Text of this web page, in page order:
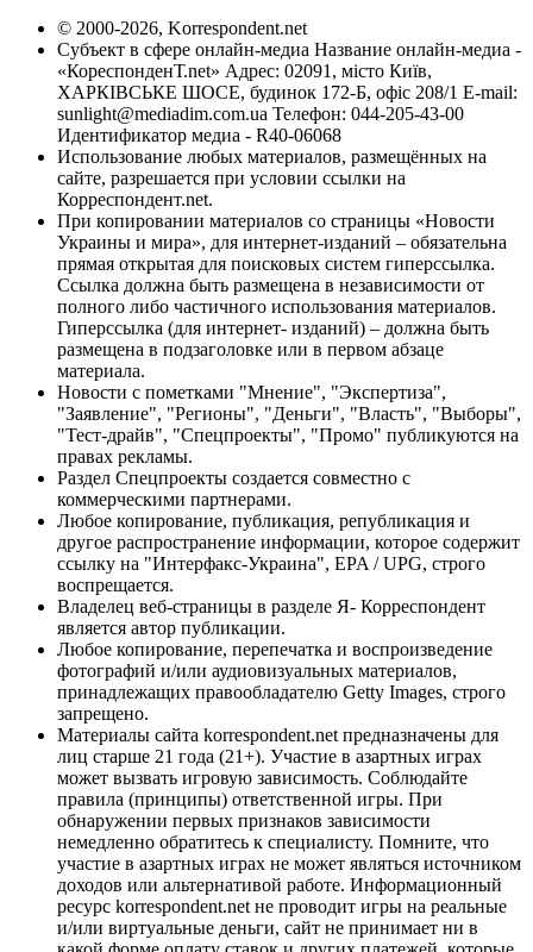
© 2000-2026, Korrespondent.net
Субъект в сфере онлайн-медиа Название онлайн-медиа -
«КореспонденТ.net» Адрес: 02091, місто Київ,
ХАРКІВСЬКЕ ШОСЕ, будинок 172-Б, офіс 208/1 E-mail:
sunlight@mediadim.com.ua Телефон: 044-205-43-00
Идентификатор медиа - R40-06068
Использование любых материалов, размещённых на
сайте, разрешается при условии ссылки на
Корреспондент.net.
При копировании материалов со страницы «Новости
Украины и мира», для интернет-изданий – обязательна
прямая открытая для поисковых систем гиперссылка.
Ссылка должна быть размещена в независимости от
полного либо частичного использования материалов.
Гиперссылка (для интернет- изданий) – должна быть
размещена в подзаголовке или в первом абзаце
материала.
Новости с пометками "Мнение", "Экспертиза",
"Заявление", "Регионы", "Деньги", "Власть", "Выборы",
"Тест-драйв", "Спецпроекты", "Промо" публикуются на
правах рекламы.
Раздел Спецпроекты создается совместно с
коммерческими партнерами.
Любое копирование, публикация, републикация и
другое распространение информации, которое содержит
ссылку на "Интерфакс-Украина", EPA / UPG, строго
воспрещается.
Владелец веб-страницы в разделе Я- Корреспондент
является автор публикации.
Любое копирование, перепечатка и воспроизведение
фотографий и/или аудиовизуальных материалов,
принадлежащих правообладателю Getty Images, строго
запрещено.
Материалы сайта korrespondent.net предназначены для
лиц старше 21 года (21+). Участие в азартных играх
может вызвать игровую зависимость. Соблюдайте
правила (принципы) ответственной игры. При
обнаружении первых признаков зависимости
немедленно обратитесь к специалисту. Помните, что
участие в азартных играх не может являться источником
доходов или альтернативой работе. Информационный
ресурс korrespondent.net не проводит игры на реальные
и/или виртуальные деньги, сайт не принимает ни в